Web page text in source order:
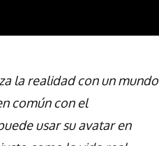
la realidad con un mundo
común con el
usar su avatar en